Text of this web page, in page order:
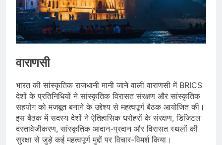
चेतावनी जारी की, उत्तर भारत और पूर्वोत्तर में
हाई अलर्ट
August 7, 2026
IMD ने कई राज्यों में भारी बारिश का अलर्ट
जारी किया, दिल्ली-NCR समेत कई क्षेत्रों में
जलभराव और बाढ़ की आशंका
August 6, 2026
वाराणसी
भारत की सांस्कृतिक राजधानी मानी जाने वाली वाराणसी में BRICS
देशों के प्रतिनिधियों ने सांस्कृतिक विरासत संरक्षण और सांस्कृतिक
सहयोग को मजबूत बनाने के उद्देश्य से महत्वपूर्ण बैठक आयोजित की।
इस बैठक में सदस्य देशों ने ऐतिहासिक धरोहरों के संरक्षण, डिजिटल
दस्तावेजीकरण, सांस्कृतिक आदान-प्रदान और विरासत स्थलों की
सुरक्षा से जुड़े कई महत्वपूर्ण मुद्दों पर विचार-विमर्श किया।